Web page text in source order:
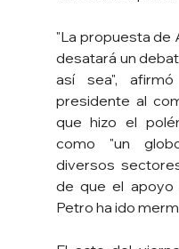
"La propuesta de
desatará un
así sea",
presidente al
que hizo el
como "un
diversos
de que el apoyo
Petro ha ido